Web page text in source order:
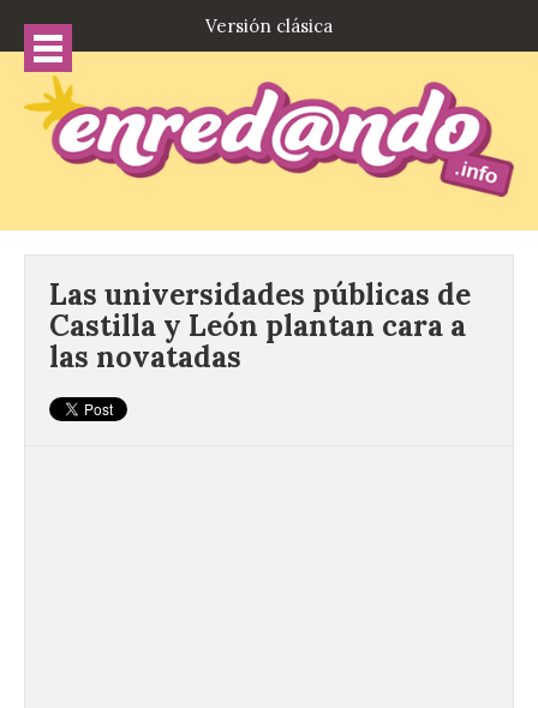
Versión clásica
Las universidades públicas de
Castilla y León plantan cara a
las novatadas